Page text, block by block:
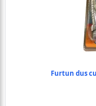
Furtun dus